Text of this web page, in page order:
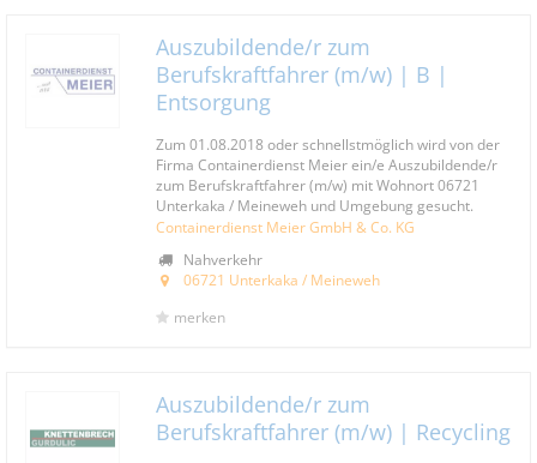
Auszubildende/r zum
Berufskraftfahrer (m/w) | B |
Entsorgung
Zum 01.08.2018 oder schnellstmöglich wird von der
Firma Containerdienst Meier ein/e Auszubildende/r
zum Berufskraftfahrer (m/w) mit Wohnort 06721
Unterkaka / Meineweh und Umgebung gesucht.
Containerdienst Meier GmbH & Co. KG
Nahverkehr
06721 Unterkaka / Meineweh
merken
Auszubildende/r zum
Berufskraftfahrer (m/w) | Recycling